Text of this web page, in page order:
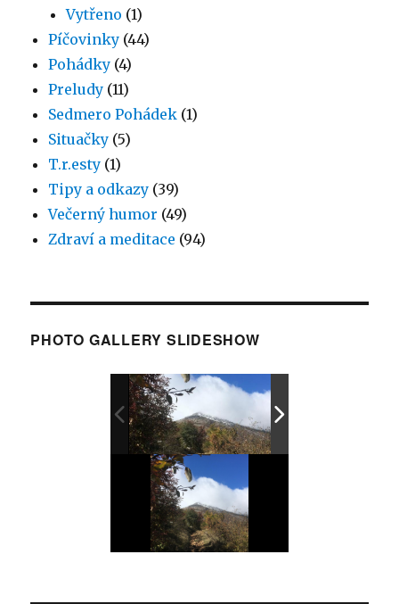
Vytřeno (1)
Píčovinky (44)
Pohádky (4)
Preludy (11)
Sedmero Pohádek (1)
Situačky (5)
T.r.esty (1)
Tipy a odkazy (39)
Večerný humor (49)
Zdraví a meditace (94)
PHOTO GALLERY SLIDESHOW